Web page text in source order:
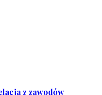
z zawodów